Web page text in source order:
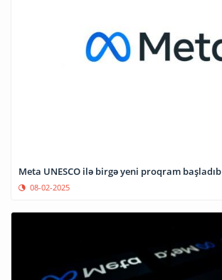
Meta UNESCO ilə birgə yeni proqram başladıb
08-02-2025